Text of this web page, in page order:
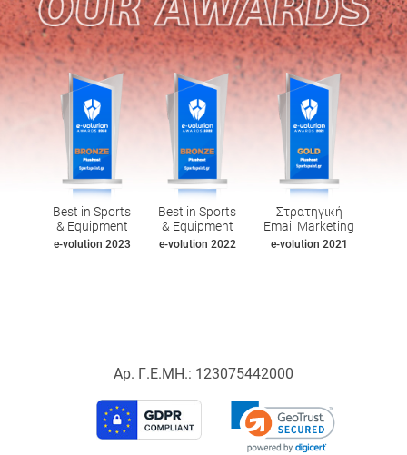
Best in Sports
& Equipment
e-volution 2023
Best in Sports
& Equipment
e-volution 2022
Στρατηγική
Email Marketing
e-volution 2021
Αρ. Γ.Ε.ΜΗ.: 123075442000